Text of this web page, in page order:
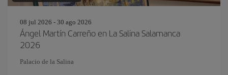
08 jul 2026 - 30 ago 2026
Ángel Martín Carreño en La Salina Salamanca
2026
Palacio de la Salina